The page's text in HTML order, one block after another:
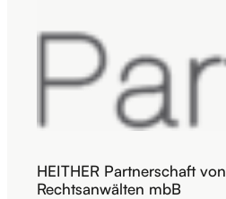
HEITHER Partnerschaft von
Rechtsanwälten mbB